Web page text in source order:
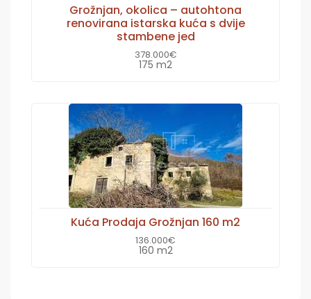
Grožnjan, okolica – autohtona
renovirana istarska kuća s dvije
stambene jed
378.000€
175 m2
Kuća Prodaja Grožnjan 160 m2
136.000€
160 m2